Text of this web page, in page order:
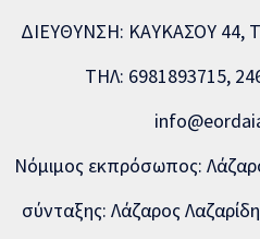
ΔΙΕΥΘΥΝΣΗ: ΚΑΥΚΑΣΟΥ 44,
ΤΗΛ: 6981893715,
Νόμιμος εκπρόσωπος:
σύνταξης: Λάζαρος